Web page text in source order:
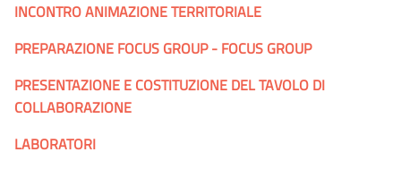
INCONTRO ANIMAZIONE TERRITORIALE
PREPARAZIONE FOCUS GROUP - FOCUS GROUP
PRESENTAZIONE E COSTITUZIONE DEL TAVOLO DI
COLLABORAZIONE
LABORATORI